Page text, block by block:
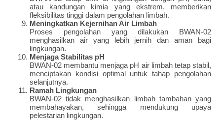
atau kandungan kimia yang ekstrem, memberikan
fleksibilitas tinggi dalam pengolahan limbah.
Meningkatkan Kejernihan Air Limbah
Proses pengolahan yang dilakukan BWAN-02
menghasilkan air yang lebih jernih dan aman bagi
lingkungan.
Menjaga Stabilitas pH
BWAN-02 membantu menjaga pH air limbah tetap stabil,
menciptakan kondisi optimal untuk tahap pengolahan
selanjutnya.
Ramah Lingkungan
BWAN-02 tidak menghasilkan limbah tambahan yang
membahayakan, sehingga mendukung upaya
pelestarian lingkungan.